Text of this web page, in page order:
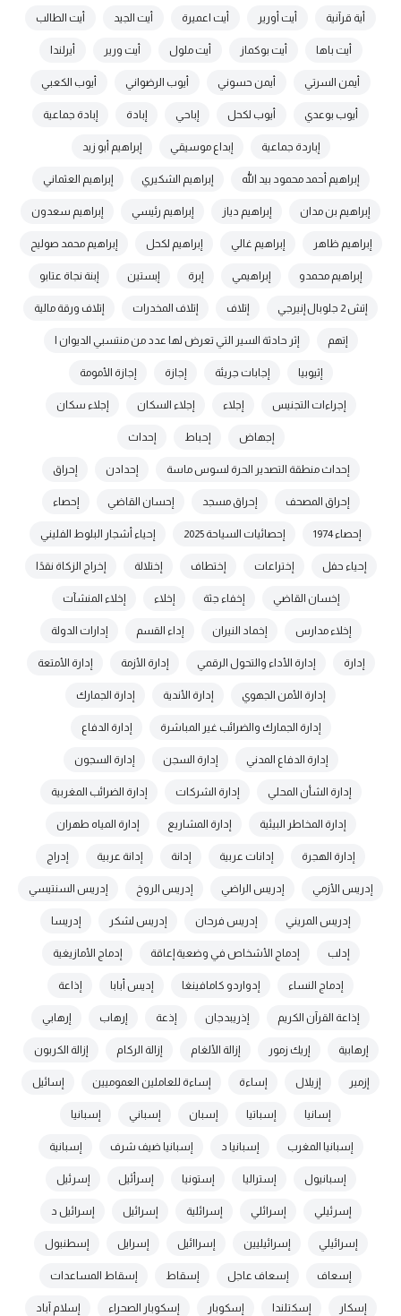
أية قرآنية أيت أورير أيت اعميرة أيت الجيد أيت الطالب
أيت باها أيت بوكماز أيت ملول أيت ورير أيرلندا
أيمن السرتي أيمن حسوني أيوب الرضواني أيوب الكعبي
أيوب بوعدي أيوب لكحل إباحي إبادة إبادة جماعية
إباردة جماعية إبداع موسيقي إبراهيم أبو زيد
إبراهيم أحمد محمود بيد الله إبراهيم الشكيري إبراهيم العثماني
إبراهيم بن مدان إبراهيم دياز إبراهيم رئيسي إبراهيم سعدون
إبراهيم ظاهر إبراهيم غالي إبراهيم لكحل إبراهيم محمد صوليح
إبراهيم محمدو إبراهيمي إبرة إبستين إبنة نجاة عتابو
إتش 2 جلوبال إنيرجي إتلاف إتلاف المخدرات إتلاف ورقة مالية
إتهم إثر حادثة السير التي تعرض لها عدد من منتسبي الديوان ا
إثيوبيا إجابات جريئة إجازة إجازة الأمومة
إجراءات التجنيس إجلاء إجلاء السكان إجلاء سكان
إجهاض إحباط إحداث
إحداث منطقة التصدير الحرة لسوس ماسة إحدادن إحراق
إحراق المصحف إحراق مسجد إحسان القاضي إحصاء
إحصاء 1974 إحصائيات السياحة 2025 إحياء أشجار البلوط الفليني
إحياء حفل إختراعات إختطاف إختلالة إخراج الزكاة نقدًا
إخسان القاضي إخفاء جثة إخلاء إخلاء المنشآت
إخلاء مدارس إخماد النيران إداء القسم إدارات الدولة
إدارة إدارة الأداء والتحول الرقمي إدارة الأزمة إدارة الأمتعة
إدارة الأمن الجهوي إدارة الأندية إدارة الجمارك
إدارة الجمارك والضرائب غير المباشرة إدارة الدفاع
إدارة الدفاع المدني إدارة السجن إدارة السجون
إدارة الشأن المحلي إدارة الشركات إدارة الضرائب المغربية
إدارة المخاطر البيئية إدارة المشاريع إدارة المياه طهران
إدارة الهجرة إدانات عربية إدانة إدانة عربية إدراج
إدريس الأزمي إدريس الراضي إدريس الروخ إدريس السنتيسي
إدريس المريني إدريس فرحان إدريس لشكر إدريسا
إدلب إدماج الأشخاص في وضعية إعاقة إدماج الأمازيغية
إدماج النساء إدواردو كامافينغا إديس أبابا إذاعة
إذاعة القرآن الكريم إذريبدجان إذعة إرهاب إرهابي
إرهابية إريك زمور إزالة الألغام إزالة الركام إزالة الكربون
إزمير إزيلال إساءة إساءة للعاملين العموميين إسائيل
إسانيا إسباتيا إسبان إسباني إسبانيا
إسبانيا المغرب إسبانيا د إسبانيا ضيف شرف إسبانية
إسبانيول إستراليا إستونيا إسرأئيل إسرئيل
إسرئيلي إسرائلي إسرائلية إسرائيل إسرائيل د
إسرائيلي إسرائيليين إسراائيل إسرايل إسطنبول
إسعاف إسعاف عاجل إسقاط إسقاط المساعدات
إسكار إسكتلندا إسكوبار إسكوبار الصحراء إسلام آباد